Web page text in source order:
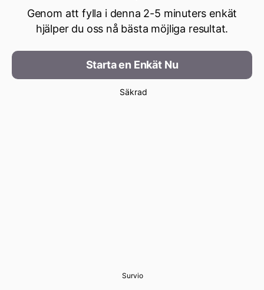
Genom att fylla i denna 2-5 minuters enkät
hjälper du oss nå bästa möjliga resultat.
Starta en Enkät Nu
Säkrad
Survio